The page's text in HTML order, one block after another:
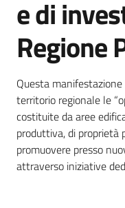
e di
Regione
Dettagli
Questa
territorio regionale le
costituite da aree
produttiva, di proprietà
promuovere presso
attraverso iniziative